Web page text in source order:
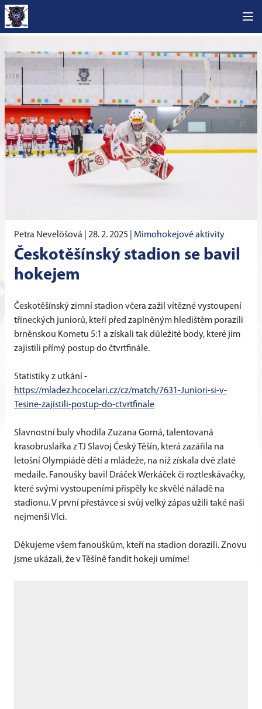
Petra Nevelöšová | 28. 2. 2025 Mimohokejové aktivity
Českotěšínský stadion se bavil
hokejem
Českotěšínský zimní stadion včera zažil vítězné vystoupení
třineckých juniorů, kteří před zaplněným hledištěm porazili
brněnskou Kometu 5:1 a získali tak důležité body, které jim
zajistili přímý postup do čtvrtfinále.
Statistiky z utkání -
https://mladez.hcocelari.cz/cz/match/7631-Juniori-si-v-
Tesine-zajistili-postup-do-ctvrtfinale
Slavnostní buly vhodila Zuzana Gorná, talentovaná
krasobruslařka z TJ Slavoj Český Těšín, která zazářila na
letošní Olympiádě dětí a mládeže, na níž získala dvě zlaté
medaile. Fanoušky bavil Dráček Werkáček či roztleskávačky,
které svými vystoupeními přispěly ke skvělé náladě na
stadionu. V první přestávce si svůj velký zápas užili také naši
nejmenší Vlci.
Děkujeme všem fanouškům, kteří na stadion dorazili. Znovu
jsme ukázali, že v Těšíně fandit hokeji umíme!